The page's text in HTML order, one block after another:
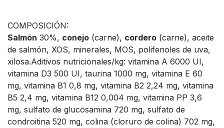
COMPOSICIÓN:
Salmón 30%, conejo (carne), cordero (carne), aceite
de salmón, XOS, minerales, MOS, polifenoles de uva,
xilosa.Aditivos nutricionales/kg: vitamina A 6000 UI,
vitamina D3 500 UI, taurina 1000 mg, vitamina E 60
mg, vitamina B1 0,8 mg, vitamina B2 2,24 mg, vitamina
B5 2,4 mg, vitamina B12 0,004 mg, vitamina PP 3,6
mg, sulfato de glucosamina 720 mg, sulfato de
condroitina 520 mg, colina (cloruro de colina) 702 mg,